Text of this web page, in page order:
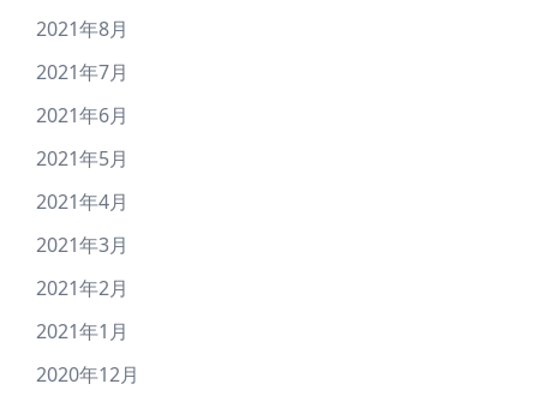
2021年8月
2021年7月
2021年6月
2021年5月
2021年4月
2021年3月
2021年2月
2021年1月
2020年12月